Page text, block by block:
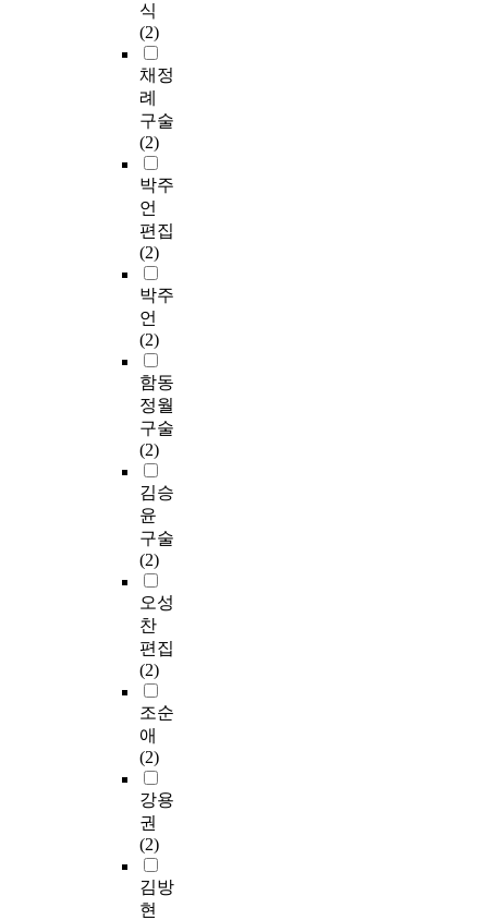
식
(2)
채정
례
구술
(2)
박주
언
편집
(2)
박주
언
(2)
함동
정월
구술
(2)
김승
윤
구술
(2)
오성
찬
편집
(2)
조순
애
(2)
강용
권
(2)
김방
현